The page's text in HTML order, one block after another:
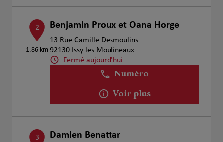
2
1.86 km
Benjamin Proux et Oana Horge
13 Rue Camille Desmoulins
92130 Issy les Moulineaux
Fermé aujourd'hui
Numéro
Voir plus
3 Damien Benattar